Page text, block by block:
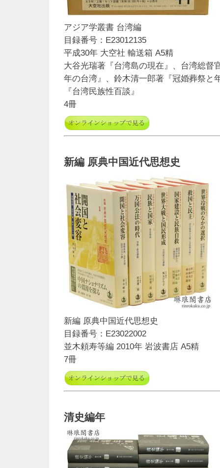
アジア学叢書 台湾編
目録番号：E23012135
平成30年 大空社 輸送箱 A5精
大谷光瑞著『台湾島の現在』、台湾総督
年の台湾』、鈴木清一郎著『冠婚葬祭と
『台湾民族性百談』
4冊
新編 原典中国近代思想史
新編 原典中国近代思想史
目録番号：E23022002
並木頼寿等編 2010年 岩波書店 A5精
7冊
清史編年